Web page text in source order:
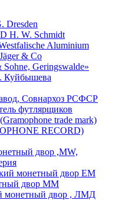
Dresden
H. W. Schmidt
Aluminium
& Co
Geringswalde»
Куйбышева
Совнархоз РСФСР
футлярщиков
trade mark)
RECORD)
двор ,MW,
монетный двор ЕМ
двор ММ
монетный двор , ЛМД